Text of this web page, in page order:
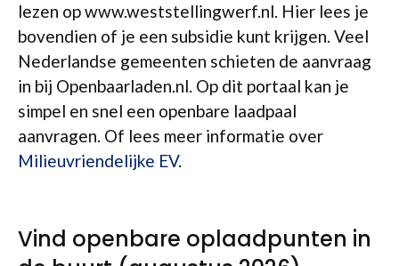
lezen op www.weststellingwerf.nl. Hier lees je
bovendien of je een subsidie kunt krijgen. Veel
Nederlandse gemeenten schieten de aanvraag
in bij Openbaarladen.nl. Op dit portaal kan je
simpel en snel een openbare laadpaal
aanvragen. Of lees meer informatie over
Milieuvriendelijke EV.
Vind openbare oplaadpunten in